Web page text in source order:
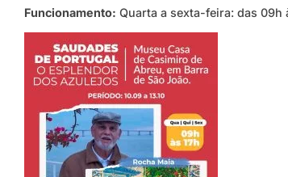
Funcionamento: Quarta a sexta-feira: das 09h